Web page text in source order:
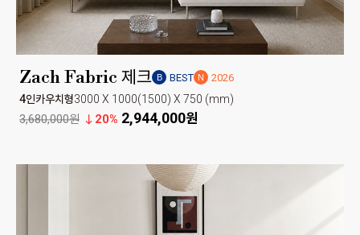
Zach Fabric 제크 B BEST N 2026
4인카우치형3000 X 1000(1500) X 750 (mm)
3,680,000원 20% 2,944,000원